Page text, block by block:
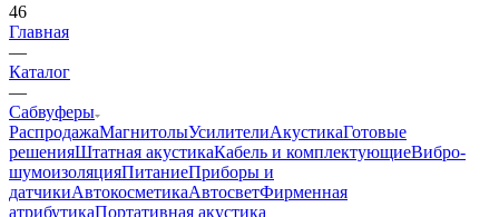
46
Главная
—
Каталог
—
Сабвуферы
РаспродажаМагнитолыУсилителиАкустикаГотовые
решенияШтатная акустикаКабель и комплектующиеВибро-
шумоизоляцияПитаниеПриборы и
датчикиАвтокосметикаАвтосветФирменная
атрибутикаПортативная акустика